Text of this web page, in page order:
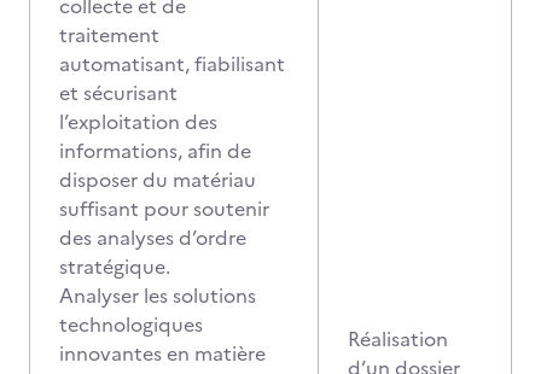
collecte et de
traitement
automatisant, fiabilisant
et sécurisant
l’exploitation des
informations, afin de
disposer du matériau
suffisant pour soutenir
des analyses d’ordre
stratégique.
Analyser les solutions
technologiques
innovantes en matière
Réalisation
d’un dossier